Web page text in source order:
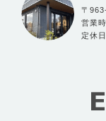
〒
営業
定休